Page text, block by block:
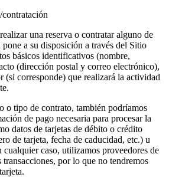
una reserva o contratar alguno de
a su disposición a través del Sitio
básicos identificativos (nombre,
(dirección postal y correo electrónico),
(si corresponde) que realizará la actividad
o tipo de contrato, también podríamos
de pago necesaria para procesar la
datos de tarjetas de débito o crédito
de tarjeta, fecha de caducidad, etc.) u
cualquier caso, utilizamos proveedores de
por lo que no tendremos